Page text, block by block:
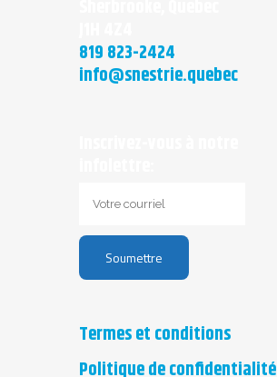
819 823-2424
info@snestrie.quebec
Termes et conditions
Politique de confidentialité